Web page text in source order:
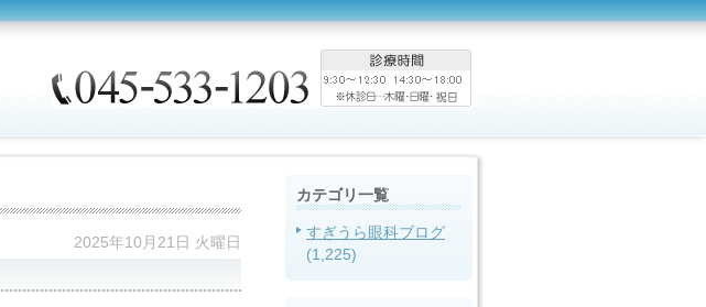
2025年10月21日 火曜日
カテゴリ一覧
すぎうら眼科ブログ
(1,225)